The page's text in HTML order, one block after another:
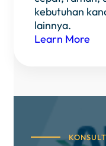
kebutuhan
lainnya.
Learn More